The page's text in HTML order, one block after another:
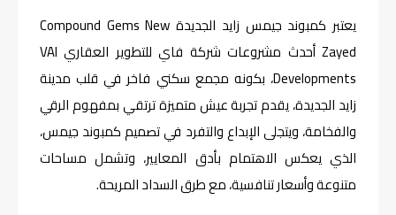
يعتبر كمبوند جيمس زايد الجديدة Compound Gems New
Zayed أحدث مشروعات شركة فاي للتطوير العقاري VAI
Developments، بكونه مجمع سكني فاخر في قلب مدينة
زايد الجديدة، يقدم تجربة عيش متميزة ترتقي بمفهوم الرقي
والفخامة، ويتجلى الإبداع والتفرد في تصميم كمبوند جيمس،
الذي يعكس الاهتمام بأدق المعايير، وتشمل مساحات
متنوعة وأسعار تنافسية، مع طرق السداد المريحة.